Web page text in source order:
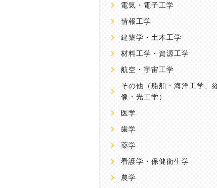
電気・電子工学
情報工学
建築学・土木工学
材料工学・資源工学
航空・宇宙工学
その他 （船舶・海洋工学、
像・光工学）
医学
歯学
薬学
看護学・保健衛生学
農学